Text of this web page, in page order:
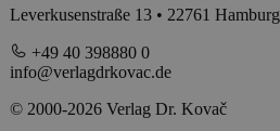
Leverkusenstraße 13 • 22761 Hamburg
+49 40 398880 0
info@verlagdrkovac.de
© 2000-2026 Verlag Dr. Kovač